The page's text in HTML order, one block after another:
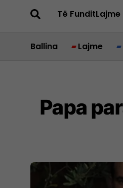
Të Fundit
Ballina Lajme
Papa